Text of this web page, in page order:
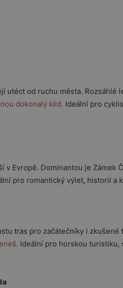
od ruchu města. Rozsáhlé
dokonalý klid. Ideální pro
v Evropě. Dominantou je Zámek
pro romantický výlet, historii a
tras pro začátečníky i zkušené
. Ideální pro horskou turistiku,